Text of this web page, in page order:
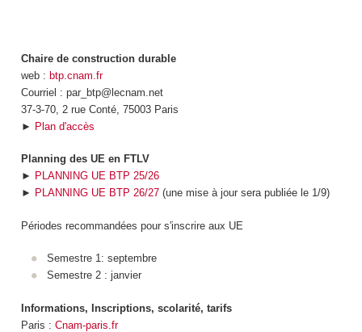
Chaire de construction durable
web : btp.cnam.fr
Courriel : par_btp@lecnam.net
37-3-70, 2 rue Conté, 75003 Paris
► Plan d'accès
Planning des UE en FTLV
► PLANNING UE BTP 25/26
► PLANNING UE BTP 26/27(une mise à jour sera publiée le 1/9)
Périodes recommandées pour s'inscrire aux UE
Semestre 1: septembre
Semestre 2 : janvier
Informations, Inscriptions, scolarité, tarifs
Paris : Cnam-paris.fr